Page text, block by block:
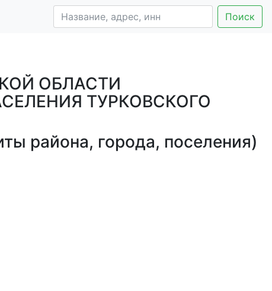
Поиск
ОБЛАСТИ
ТУРКОВСКОГО
района, города, поселения)